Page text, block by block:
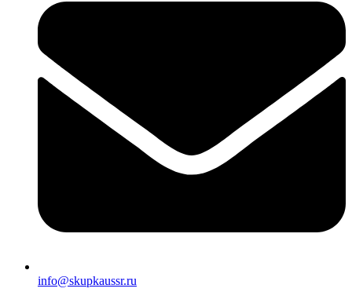
info@skupkaussr.ru